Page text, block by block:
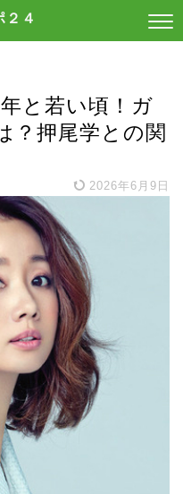
２４
と若い頃！ガ
？押尾学との関
2026年6月9日